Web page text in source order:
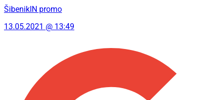
ŠibenikIN promo
13.05.2021 @ 13:49